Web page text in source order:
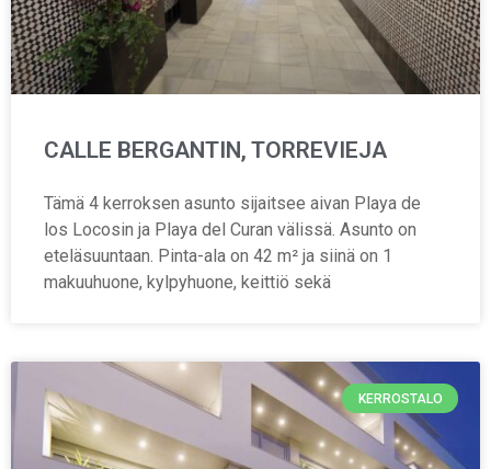
CALLE BERGANTIN, TORREVIEJA
Tämä 4 kerroksen asunto sijaitsee aivan Playa de
los Locosin ja Playa del Curan välissä. Asunto on
eteläsuuntaan. Pinta-ala on 42 m² ja siinä on 1
makuuhuone, kylpyhuone, keittiö sekä
KERROSTALO